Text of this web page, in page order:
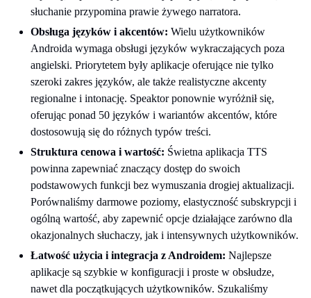
słuchanie przypomina prawie żywego narratora.
Obsługa języków i akcentów: Wielu użytkowników
Androida wymaga obsługi języków wykraczających poza
angielski. Priorytetem były aplikacje oferujące nie tylko
szeroki zakres języków, ale także realistyczne akcenty
regionalne i intonację. Speaktor ponownie wyróżnił się,
oferując ponad 50 języków i wariantów akcentów, które
dostosowują się do różnych typów treści.
Struktura cenowa i wartość: Świetna aplikacja TTS
powinna zapewniać znaczący dostęp do swoich
podstawowych funkcji bez wymuszania drogiej aktualizacji.
Porównaliśmy darmowe poziomy, elastyczność subskrypcji i
ogólną wartość, aby zapewnić opcje działające zarówno dla
okazjonalnych słuchaczy, jak i intensywnych użytkowników.
Łatwość użycia i integracja z Androidem: Najlepsze
aplikacje są szybkie w konfiguracji i proste w obsłudze,
nawet dla początkujących użytkowników. Szukaliśmy